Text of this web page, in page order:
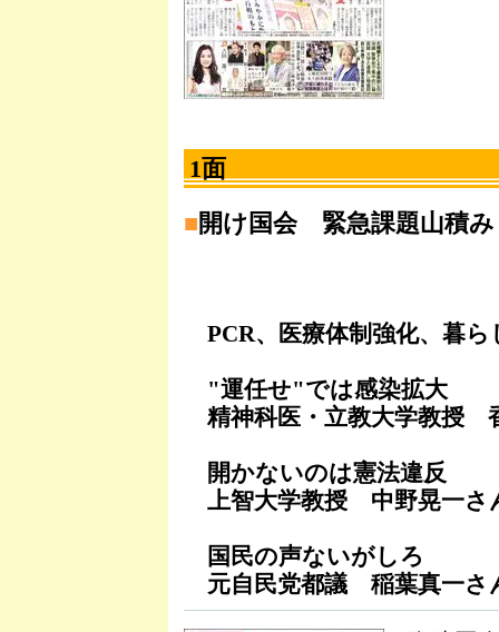
1面
■開け国会 緊急課題山積み
PCR、医療体制強化、暮ら
"運任せ"では感染拡大
精神科医・立教大学教授
開かないのは憲法違反
上智大学教授 中野晃一さ
国民の声ないがしろ
元自民党都議 稲葉真一さ